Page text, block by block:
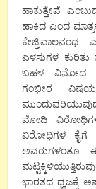
ಹಾಕುತ್ತೇವೆ
ಹಾಕಿದ ಎಂದ
ಎಳಸುಗಳ ಕುರಿತು
ಬಹಳ ವಿನೋದ
ಗಂಭೀರ
ಮೋದಿ ವಿರೋಧಿಗಳ,
ವಿರೋಧಿಗಳ ಕೈಗೆ
ಅವರುಗಳಂತೂ
ಭಾರತದ ಧ್ವಜಕ್ಕೆ